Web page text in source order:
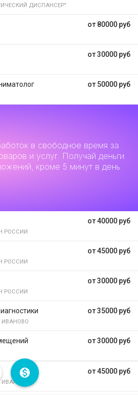
ДИСПАНСЕР"
от 80000 руб
от 30000 руб
от 50000 руб
в свободное время за
и услуг. Получай деньги
кроме 5 минут в день
от 40000 руб
РОССИИ
от 45000 руб
РОССИИ
от 30000 руб
РОССИИ
от 35000 руб
ИВАНОВО
от 30000 руб
от 45000 руб